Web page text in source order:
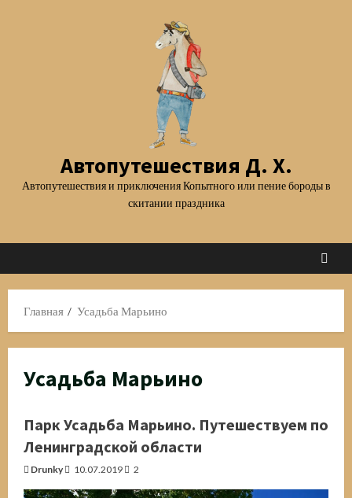
Автопутешествия Д. Х.
Автопутешествия и приключения Копытного или пение бороды в
скитании праздника
Главная Усадьба Марьино
Усадьба Марьино
Парк Усадьба Марьино. Путешествуем по
Ленинградской области
Drunky 10.07.2019 2